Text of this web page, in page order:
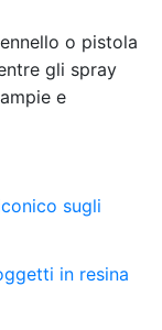
o pistola
gli spray
e
sugli
in resina